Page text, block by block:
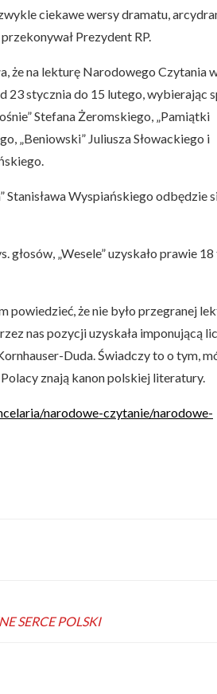
ciekawe wersy dramatu,
Prezydent RP.
że na lekturę Narodowego Czytania
23 stycznia do 15 lutego, wybierając
Stefana Żeromskiego, „Pamiątki
„Beniowski” Juliusza Słowackiego i
Stanisława Wyspiańskiego odbędzie
głosów, „Wesele” uzyskało prawie
powiedzieć, że nie było przegranej
nas pozycji uzyskała imponującą
Duda. Świadczy to o tym,
znają kanon polskiej literatury.
narodowe-czytanie/narodowe-
SERCE POLSKI